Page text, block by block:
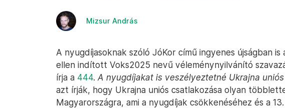
Mizsur András
A nyugdíjasoknak szóló JóKor című ingyenes újságban is
ellen indított Voks2025 nevű véleménynyilvánító
írja a 444. A nyugdíjakat is veszélyeztetné Ukrajna
azt írják, hogy Ukrajna uniós csatlakozása olyan
Magyarországra, ami a nyugdíjak csökkenéséhez és a